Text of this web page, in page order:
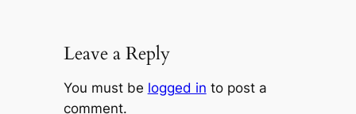
Leave a Reply
You must be logged in to post a
comment.